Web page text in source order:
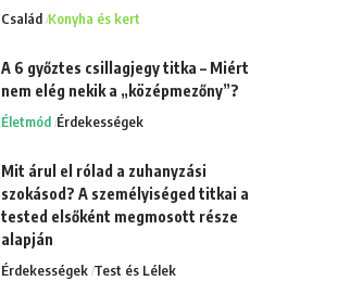
Család Konyha és kert
A 6 győztes csillagjegy titka – Miért
nem elég nekik a „középmezőny”?
Életmód Érdekességek
Mit árul el rólad a zuhanyzási
szokásod? A személyiséged titkai a
tested elsőként megmosott része
alapján
Érdekességek Test és Lélek